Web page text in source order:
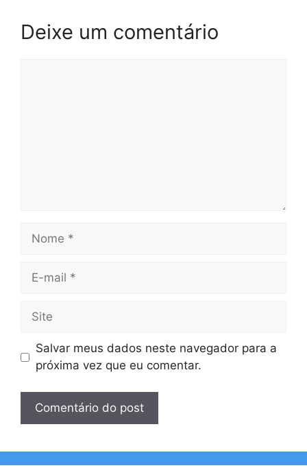
Deixe um comentário
Nome
Site
Salvar meus dados neste navegador para a
próxima vez que eu comentar.